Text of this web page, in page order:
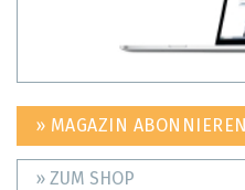
» MAGAZIN ABONNIEREN
» ZUM SHOP